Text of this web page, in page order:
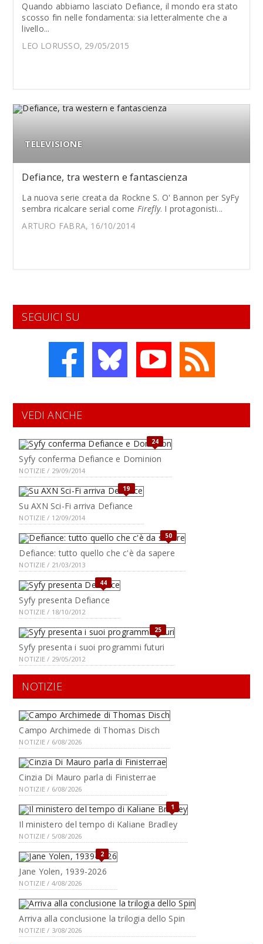
Quando abbiamo lasciato Defiance, il mondo era stato
scosso fin nelle fondamenta: sia letteralmente che a
livello...
LEO LORUSSO, 29/05/2015
TELEVISIONE
Defiance, tra western e fantascienza
La nuova serie creata da Rockne S. O' Bannon per SyFy
sembra ricalcare serial come Firefly. I protagonisti...
ARTURO FABRA, 16/10/2014
SEGUICI SU
VEDI ANCHE
24
Syfy conferma Defiance e Dominion
NOTIZIE / 29/09/2014
19
Su AXN Sci-Fi arriva Defiance
NOTIZIE / 12/09/2014
50
Defiance: tutto quello che c'è da sapere
NOTIZIE / 21/03/2013
44
Syfy presenta Defiance
NOTIZIE / 18/10/2012
25
Syfy presenta i suoi programmi futuri
NOTIZIE / 29/05/2012
NOTIZIE
Campo Archimede di Thomas Disch
NOTIZIE / 6/08/2026
Cinzia Di Mauro parla di Finisterrae
NOTIZIE / 6/08/2026
1
Il ministero del tempo di Kaliane Bradley
NOTIZIE / 5/08/2026
2
Jane Yolen, 1939-2026
NOTIZIE / 4/08/2026
Arriva alla conclusione la trilogia dello Spin
NOTIZIE / 3/08/2026